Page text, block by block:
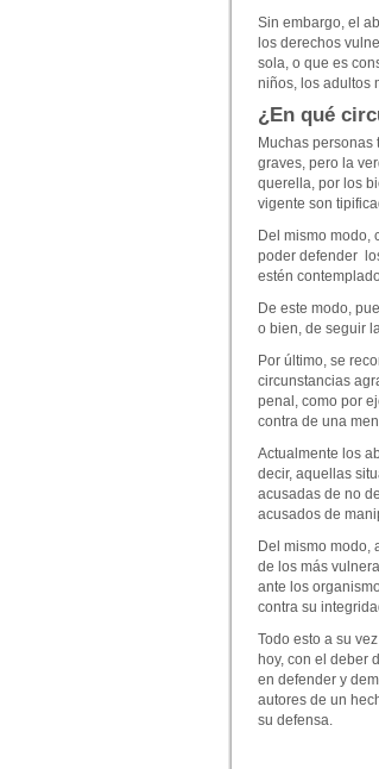
Sin embargo, el
los derechos
sola, o que es
niños, los adultos
¿En qué
Muchas
graves, pero la
querella, por los
vigente son
Del mismo modo,
poder defender
estén
De este modo,
o bien, de seguir
Por último, se
circunstancias
penal, como por
contra de una
Actualmente los
decir, aquellas
acusadas de no
acusados de
Del mismo modo,
de los más
ante los
contra su
Todo esto a su
hoy, con el deber
en defender y
autores de un
su defensa.